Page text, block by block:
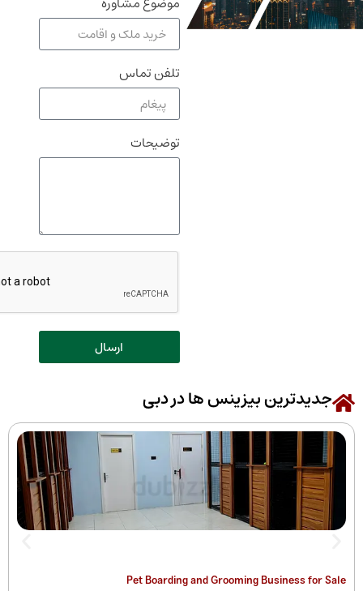
بیزینس ها در دبی
Pet Boarding and Grooming